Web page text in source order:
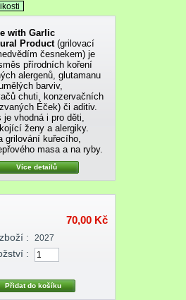
with Garlic
Product(grilovací
česnekem) je
přírodních koření
alergenů, glutamanu
barviv,
chuti, konzervačních
Éček) či aditiv.
je vhodná i pro děti,
ženy a alergiky.
grilování kuřecího,
masa a na ryby.
Více detailů
70,00 Kč
: 2027
: